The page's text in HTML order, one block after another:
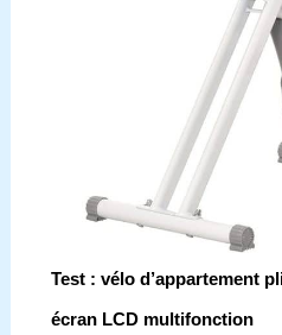
Test : vélo d’appartement
écran LCD multifonction